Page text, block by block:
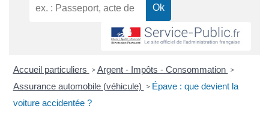
Accueil particuliers > Argent - Impôts - Consommation >
Assurance automobile (véhicule) > Épave : que devient la
voiture accidentée ?